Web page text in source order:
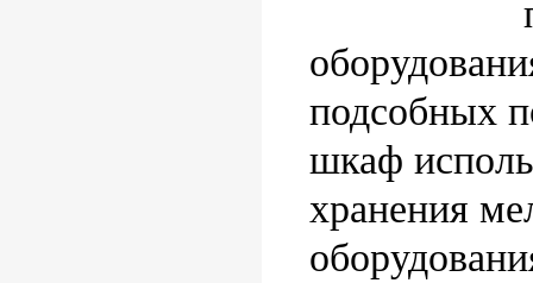
подсобных
шкаф
хранения